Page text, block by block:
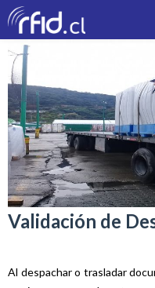
Validación de
Al despachar o trasladar